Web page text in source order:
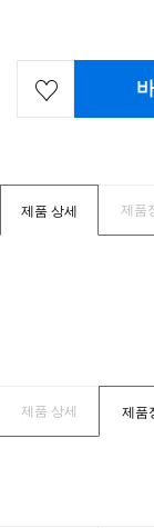
제품 상세 제품
제품 상세 제품